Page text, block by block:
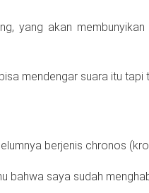
yang akan
mendengar suara itu tapi
berjenis chronos
bahwa saya sudah